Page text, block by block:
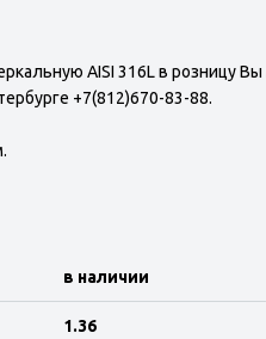
AISI 316L в розницу
+7(812)670-83-88.
в наличии
1.36